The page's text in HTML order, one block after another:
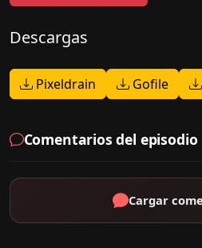
Descargas
Pixeldrain Gofile
Comentarios del episodio
Cargar